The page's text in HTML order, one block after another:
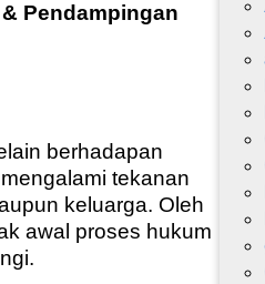
Pendampingan
berhadapan
tekanan
keluarga. Oleh
awal proses hukum